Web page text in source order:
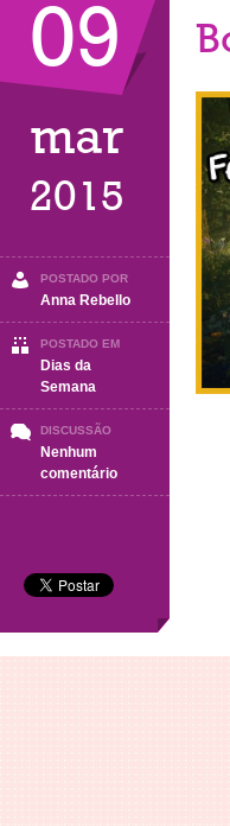
09
mar
2015
POSTADO POR
Anna Rebello
POSTADO EM
Dias da
Semana
DISCUSSÃO
Nenhum
comentárioem
Boa